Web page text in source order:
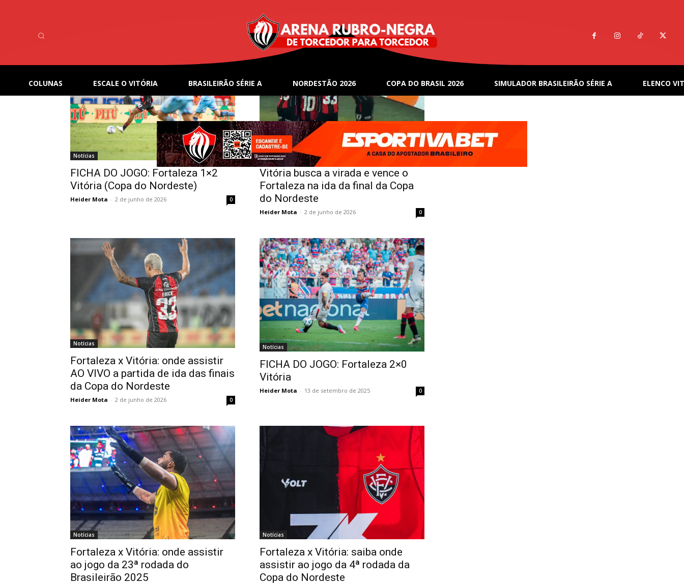
COLUNAS ESCALE O VITÓRIA BRASILEIRÃO SÉRIE A NORDESTÃO 2026 COPA DO BRASIL 2026 SIMULADOR BRASILEIRÃO SÉRIE A ELENCO
Notícias
FICHA DO JOGO: Fortaleza 1×2
Vitória (Copa do Nordeste)
Heider Mota - 2 de junho de 2026 0
Notícias
Vitória busca a virada e vence o
Fortaleza na ida da final da Copa
do Nordeste
Heider Mota - 2 de junho de 2026 0
Notícias
Fortaleza x Vitória: onde assistir
AO VIVO a partida de ida das finais
da Copa do Nordeste
Heider Mota - 2 de junho de 2026 0
Notícias
FICHA DO JOGO: Fortaleza 2×0
Vitória
Heider Mota - 13 de setembro de 2025 0
Notícias
Fortaleza x Vitória: onde assistir
ao jogo da 23ª rodada do
Brasileirão 2025
Notícias
Fortaleza x Vitória: saiba onde
assistir ao jogo da 4ª rodada da
Copa do Nordeste